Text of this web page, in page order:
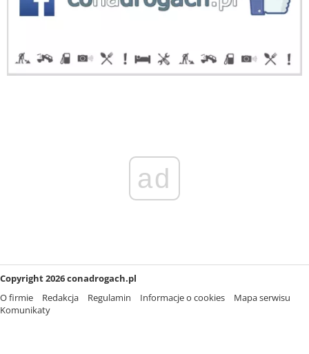
ad
Copyright 2026 conadrogach.pl
O firmie
Redakcja Regulamin Informacje o cookies
Mapa serwisu
Komunikaty